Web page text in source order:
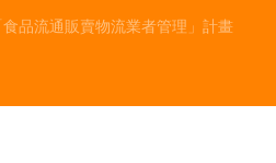
品流通販賣物流業者管理」計畫